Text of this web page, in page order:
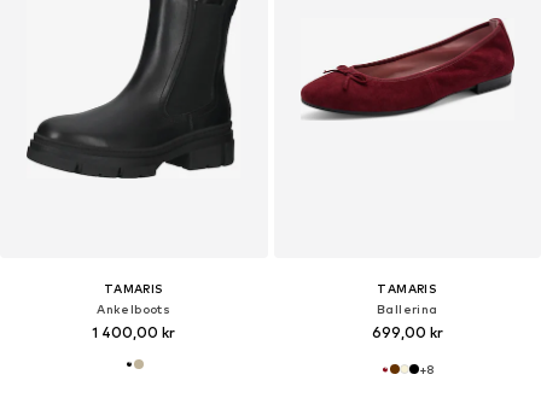
TAMARIS
Ankelboots
1 400,00 kr
TAMARIS
Ballerina
699,00 kr
+8